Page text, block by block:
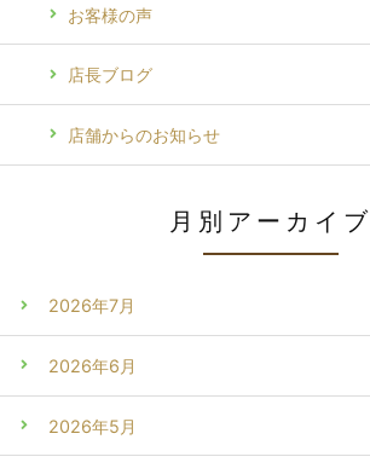
お客様の声
店長ブログ
店舗からのお知らせ
月別アーカイブ
2026年7月
2026年6月
2026年5月